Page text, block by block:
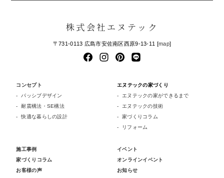
株式会社エヌテック
〒731-0113 広島市安佐南区西原9-13-11 [map]
コンセプト
パッシブデザイン
耐震構法・SE構法
快適な暮らしの設計
エヌテックの家づくり
エヌテックの家ができるまで
エヌテックの技術
家づくりコラム
リフォーム
施工事例
家づくりコラム
お客様の声
イベント
オンラインイベント
お知らせ